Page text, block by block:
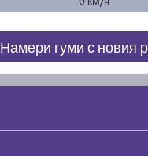
Намери гуми с новия
По